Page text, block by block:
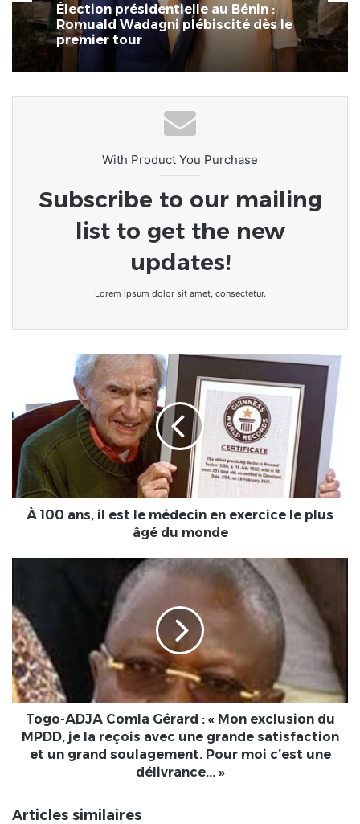
14 avril 2026
Élection présidentielle au Bénin :
Romuald Wadagni plébiscité dès le
L’Afrique au carrefour des
consciences : le devoir de rompre
avec la culture du naufrage
With Product You Purchase
Subscribe to our mailing
list to get the new
updates!
Lorem ipsum dolor sit amet, consectetur.
il
médecin
en
exercice
À 100 ans, il est le médecin en exercice le plus
âgé du monde
Gérard
:
« Mon
exclusion
du
MPDD,
reçois
satisfaction
Togo-ADJA Comla Gérard : « Mon exclusion du
MPDD, je la reçois avec une grande satisfaction
et un grand soulagement. Pour moi c’est une
délivrance... »
Articles similaires